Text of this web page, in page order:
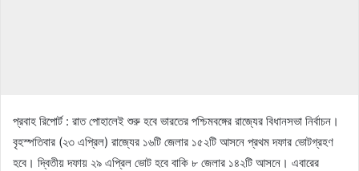
প্রবাহ রিপোর্ট : রাত পোহালেই শুরু হবে ভারতের পশ্চিমবঙ্গের রাজ্যের বিধানসভা নির্বাচন।
বৃহস্পতিবার (২৩ এপ্রিল) রাজ্যের ১৬টি জেলার ১৫২টি আসনে প্রথম দফার ভোটগ্রহণ
হবে। দ্বিতীয় দফায় ২৯ এপ্রিল ভোট হবে বাকি ৮ জেলার ১৪২টি আসনে। এবারের